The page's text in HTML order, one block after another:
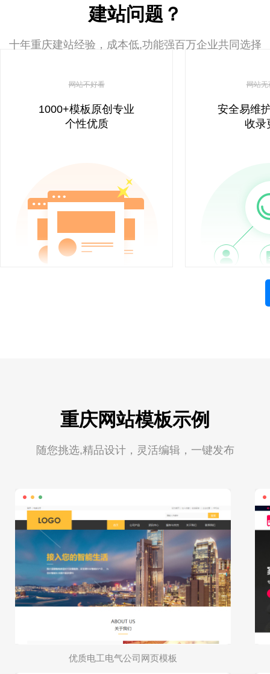
建站问题？
十年重庆建站经验，成本低,功能强百万企业共同选择
网站不好看
1000+模板原创专业
个性优质
网站无
安全易维
收录
重庆网站模板示例
随您挑选,精品设计，灵活编辑，一键发布
优质电工电气公司网页模板